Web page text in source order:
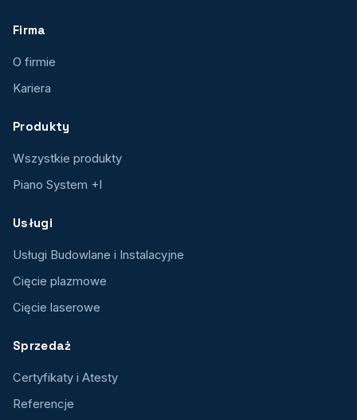
Firma
O firmie
Kariera
Produkty
Wszystkie produkty
Piano System +I
Usługi
Usługi Budowlane i Instalacyjne
Cięcie plazmowe
Cięcie laserowe
Sprzedaż
Certyfikaty i Atesty
Referencje